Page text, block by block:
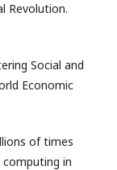
Revolution.
Social and
Economic
of times
computing in